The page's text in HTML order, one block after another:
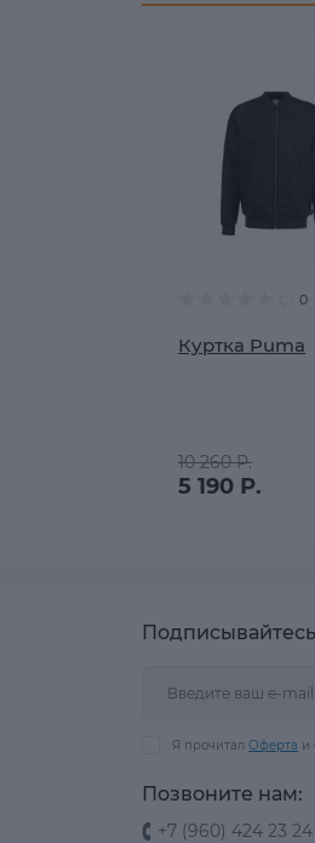
0
Куртка Puma
10 260 Р.
5 190 Р.
Я прочитал Оферта и
Позвоните нам:
+7 (960) 424 23